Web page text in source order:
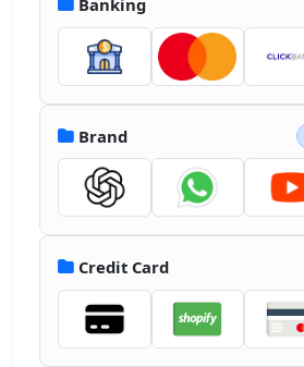
13.553-30.268-30.267"
<path d="M368.996 182.984h-
8.348-3.736-8.348-
8.348h98.728c4.611 0 8.348
8.348s-3.738 8.348-8.348
34.661H270.267a8.347 8.347
8.348 8.347 8.347 0 0 1
8.348h182.022a8.348 8.348 0
18.735-23.942 34.87m74.424
9.887-29.666-23.944-
5.204 23.944-19.258 23.944-
style="fill:#fff"></path><path
Banking
Brand
Credit Card